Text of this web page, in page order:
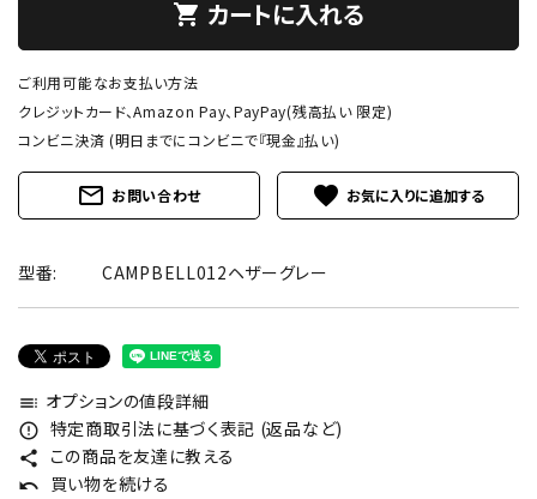
shopping_cart カートに入れる
ご利用可能なお支払い方法
クレジットカード、Amazon Pay、PayPay(残高払い 限定)
コンビニ決済 (明日までにコンビニで『現金』払い)
mail_outline お問い合わせ favorite
型番: CAMPBELL012ヘザーグレー
toc オプションの値段詳細
error_outline 特定商取引法に基づく表記 (返品など)
share この商品を友達に教える
undo 買い物を続ける